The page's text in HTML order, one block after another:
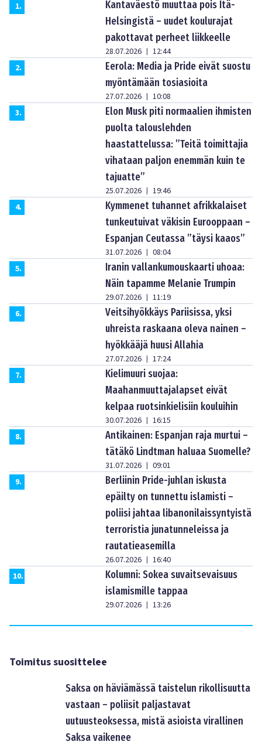
1.
Kantaväestö muuttaa pois Itä-
Helsingistä – uudet koulurajat
pakottavat perheet liikkeelle
28.07.2026 | 12:44
2.
Eerola: Media ja Pride eivät suostu
myöntämään tosiasioita
27.07.2026 | 10:08
3.
Elon Musk piti normaalien ihmisten
puolta talouslehden
haastattelussa: ”Teitä toimittajia
vihataan paljon enemmän kuin te
tajuatte”
25.07.2026 | 19:46
4.
Kymmenet tuhannet afrikkalaiset
tunkeutuivat väkisin Eurooppaan –
Espanjan Ceutassa ”täysi kaaos”
31.07.2026 | 08:04
5.
Iranin vallankumouskaarti uhoaa:
Näin tapamme Melanie Trumpin
29.07.2026 | 11:19
6.
Veitsihyökkäys Pariisissa, yksi
uhreista raskaana oleva nainen –
hyökkääjä huusi Allahia
27.07.2026 | 17:24
7.
Kielimuuri suojaa:
Maahanmuuttajalapset eivät
kelpaa ruotsinkielisiin kouluihin
30.07.2026 | 16:15
8.
Antikainen: Espanjan raja murtui –
tätäkö Lindtman haluaa Suomelle?
31.07.2026 | 09:01
9.
Berliinin Pride-juhlan iskusta
epäilty on tunnettu islamisti –
poliisi jahtaa libanonilaissyntyistä
terroristia junatunneleissa ja
rautatieasemilla
26.07.2026 | 16:40
10.
Kolumni: Sokea suvaitsevaisuus
islamismille tappaa
29.07.2026 | 13:26
Toimitus suosittelee
Saksa on häviämässä taistelun rikollisuutta
vastaan – poliisit paljastavat
uutuusteoksessa, mistä asioista virallinen
Saksa vaikenee